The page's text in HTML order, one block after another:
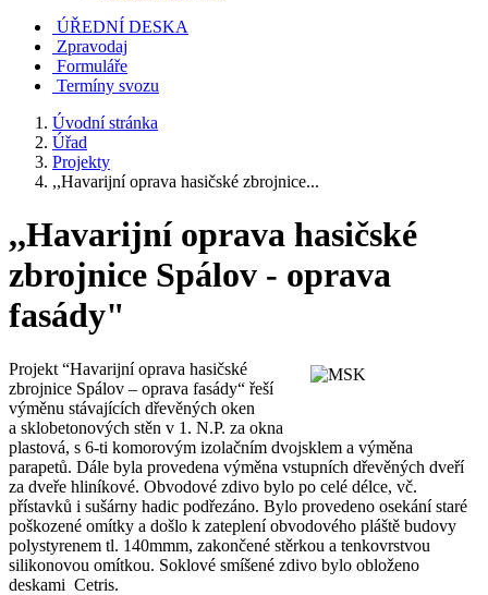
ÚŘEDNÍ DESKA
Zpravodaj
Formuláře
Termíny svozu
Úvodní stránka
Úřad
Projekty
,,Havarijní oprava hasičské zbrojnice...
,,Havarijní oprava hasičské
zbrojnice Spálov - oprava
fasády"
Projekt “Havarijní oprava hasičské
zbrojnice Spálov – oprava fasády“ řeší
výměnu stávajících dřevěných oken
a sklobetonových stěn v 1. N.P. za okna
plastová, s 6-ti komorovým izolačním dvojsklem a výměna
parapetů. Dále byla provedena výměna vstupních dřevěných dveří
za dveře hliníkové. Obvodové zdivo bylo po celé délce, vč.
přístavků i sušárny hadic podřezáno. Bylo provedeno osekání staré
poškozené omítky a došlo k zateplení obvodového pláště budovy
polystyrenem tl. 140mmm, zakončené stěrkou a tenkovrstvou
silikonovou omítkou. Soklové smíšené zdivo bylo obloženo
deskami Cetris.